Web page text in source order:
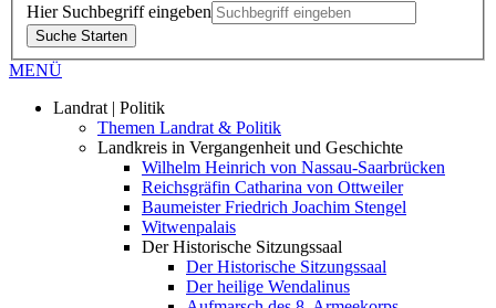
Hier Suchbegriff eingeben
Suche Starten
MENÜ
Landrat | Politik
Themen Landrat & Politik
Landkreis in Vergangenheit und Geschichte
Wilhelm Heinrich von Nassau-Saarbrücken
Reichsgräfin Catharina von Ottweiler
Baumeister Friedrich Joachim Stengel
Witwenpalais
Der Historische Sitzungssaal
Der Historische Sitzungssaal
Der heilige Wendalinus